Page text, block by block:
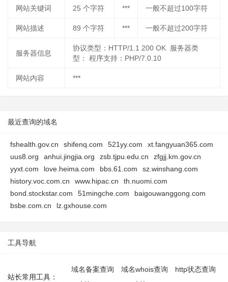
网站关键词 25 个字符 *** 一般不超过100字符
网站描述 89 个字符 *** 一般不超过200字符
服务器信息
协议类型：HTTP/1.1 200 OK 服务器类
型： 程序支持：PHP/7.0.10
网站内容 ***
最近查询的域名
fshealth.gov.cn shifenq.com 521yy.com
xt.fangyuan365.com
uus8.org
anhui.jingjia.org zsb.tjpu.edu.cn
zfgjj.km.gov.cn
yyxt.com
love.heima.com bbs.61.com
sz.winshang.com
history.voc.com.cn
www.hipac.cn
th.nuomi.com
bond.stockstar.com
51mingche.com
baigouwanggong.com
bsbe.com.cn
lz.gxhouse.com
工具导航
站长常用工具：
域名备案查询 域名whois查询
http状态查询